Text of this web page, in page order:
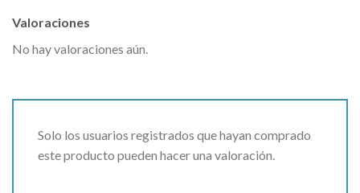
Valoraciones
No hay valoraciones aún.
Solo los usuarios registrados que hayan comprado
este producto pueden hacer una valoración.